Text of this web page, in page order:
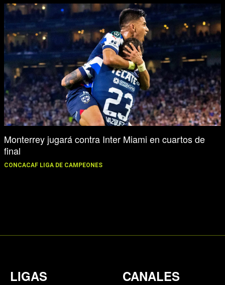
Monterrey jugará contra Inter Miami en cuartos de
final
CONCACAF LIGA DE CAMPEONES
LIGAS CANALES